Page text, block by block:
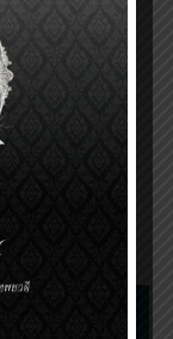
ล ประจำปี
Prince
เจ้าฟ้ามหิดล
Prince